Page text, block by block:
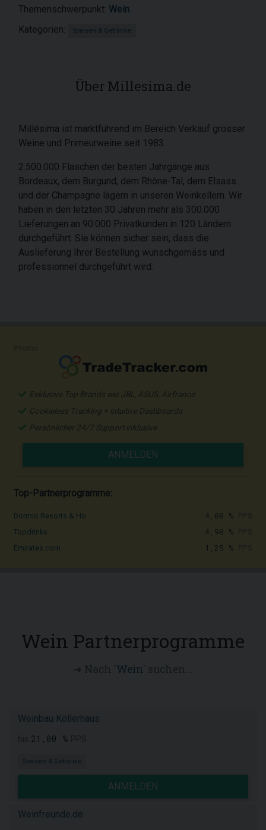
Themenschwerpunkt: Wein
Kategorien:
Speisen & Getränke
Über Millesima.de
Millésima ist marktführend im Bereich Verkauf grosser
Weine und Primeurweine seit 1983.
2.500.000 Flaschen der besten Jahrgänge aus
Bordeaux, dem Burgund, dem Rhône-Tal, dem Elsass
und der Champagne lagern in unseren Weinkellern. Wir
haben in den letzten 30 Jahren mehr als 300.000
Lieferungen an 90.000 Privatkunden in 120 Ländern
durchgeführt. Sie können sicher sein, dass die
Auslieferung Ihrer Bestellung wunschgemäss und
professionnel durchgeführt wird.
Exklusive Top Brands wie JBL, ASUS, Airfrance
Cookieless Tracking + intuitive Dashboards
Persönlicher 24/7 Support inklusive
ANMELDEN
Top-Partnerprogramme:
Dormio Resorts & Ho... 4,00 %
Topdrinks 4,90 %
Emirates.com 1,25 %
Wein Partnerprogramme
Wein
Weinbau Köllerhaus
21,00 %
Speisen & Getränke
ANMELDEN
Weinfreunde.de